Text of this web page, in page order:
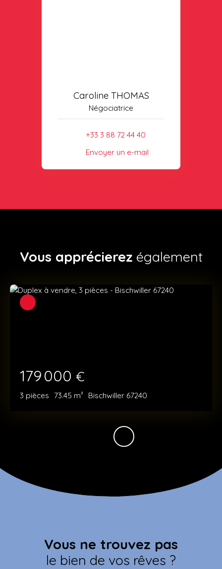
Caroline THOMAS
Négociatrice
+33 3 88 72 44 40
Envoyer un e-mail
Vous apprécierez également
179 000 €
3 pièces 73.45 m² Bischwiller 67240
Vous ne trouvez pas
le bien de vos rêves ?